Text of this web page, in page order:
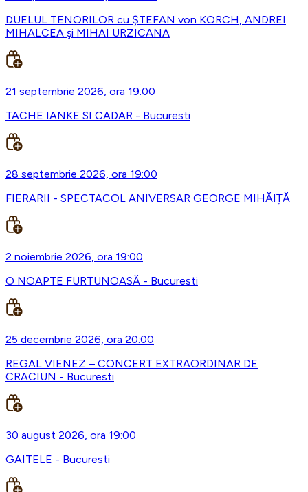
DUELUL TENORILOR cu ŞTEFAN von KORCH, ANDREI
MIHALCEA şi MIHAI URZICANA
21 septembrie 2026, ora 19:00
TACHE IANKE SI CADAR - Bucuresti
28 septembrie 2026, ora 19:00
FIERARII - SPECTACOL ANIVERSAR GEORGE MIHĂIȚĂ
2 noiembrie 2026, ora 19:00
O NOAPTE FURTUNOASĂ - Bucuresti
25 decembrie 2026, ora 20:00
REGAL VIENEZ – CONCERT EXTRAORDINAR DE
CRACIUN - Bucuresti
30 august 2026, ora 19:00
GAITELE - Bucuresti